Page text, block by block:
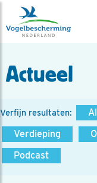
Actueel
Verfijn resultaten:
Verdieping
Podcast